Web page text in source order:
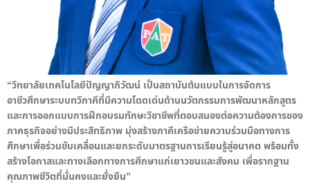
“วิทยาลัยเทคโนโลยีปัญญาภิวัฒน์ เป็นสถาบันต้นแบบในการจัดการ
อาชีวศึกษาระบบทวิภาคีที่มีความโดดเด่นด้านนวัตกรรมการพัฒนาหลักสูตร
และการออกแบบการฝึกอบรมทักษะวิชาชีพที่ตอบสนองต่อความต้องการของ
ภาคธุรกิจอย่างมีประสิทธิภาพ มุ่งสร้างภาคีเครือข่ายความร่วมมือทางการ
ศึกษาเพื่อร่วมขับเคลื่อนและยกระดับมาตรฐานการเรียนรู้สู่อนาคต พร้อมทั้ง
สร้างโอกาสและทางเลือกทางการศึกษาแก่เยาวชนและสังคม เพื่อรากฐาน
คุณภาพชีวิตที่มั่นคงและยั่งยืน”